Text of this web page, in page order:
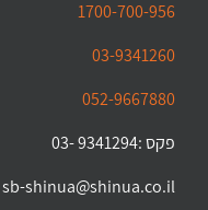
1700-700-956
03-9341260
052-9667880
פקס :9341294 -03
sb-shinua@shinua.co.il